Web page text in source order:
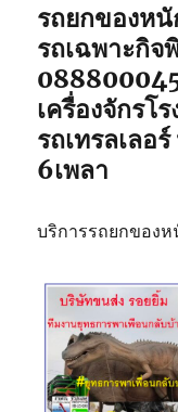
รถยกของหนั
รถเฉพาะกิจ
เครื่องจักรโ
รถเทรลเลอ
6เพลา
บริการรถยกของ